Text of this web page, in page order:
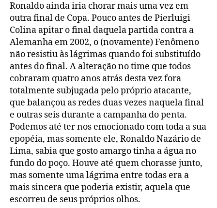
Ronaldo ainda iria chorar mais uma vez em
outra final de Copa. Pouco antes de Pierluigi
Colina apitar o final daquela partida contra a
Alemanha em 2002, o (novamente) Fenômeno
não resistiu às lágrimas quando foi substituído
antes do final. A alteração no time que todos
cobraram quatro anos atrás desta vez fora
totalmente subjugada pelo próprio atacante,
que balançou as redes duas vezes naquela final
e outras seis durante a campanha do penta.
Podemos até ter nos emocionado com toda a sua
epopéia, mas somente ele, Ronaldo Nazário de
Lima, sabia que gosto amargo tinha a água no
fundo do poço. Houve até quem chorasse junto,
mas somente uma lágrima entre todas era a
mais sincera que poderia existir, aquela que
escorreu de seus próprios olhos.